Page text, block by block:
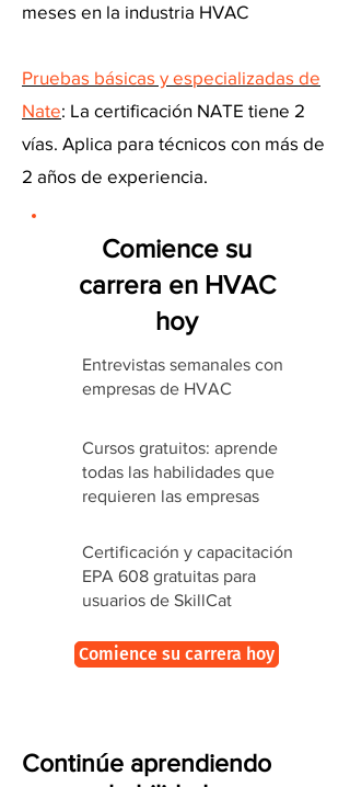
meses en la industria HVAC
Pruebas básicas y especializadas de
Nate: La certificación NATE tiene 2
vías. Aplica para técnicos con más de
2 años de experiencia.
Comience su
carrera en HVAC
hoy
Entrevistas semanales con
empresas de HVAC
Cursos gratuitos: aprende
todas las habilidades que
requieren las empresas
Certificación y capacitación
EPA 608 gratuitas para
usuarios de SkillCat
Comience su carrera hoy
Continúe aprendiendo